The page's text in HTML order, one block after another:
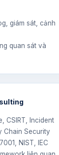
giám sát, cảnh
quan sát và
CSIRT, Incident
Chain Security
NIST, IEC